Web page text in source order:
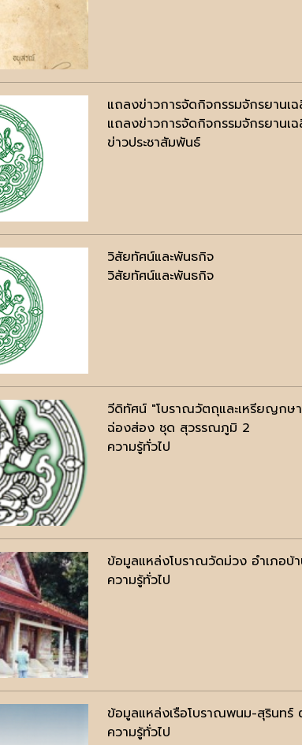
แถลงข่าวการจัดกิจกรรมจักรยานเ
แถลงข่าวการจัดกิจกรรมจักรยานเ
ข่าวประชาสัมพันธ์
วิสัยทัศน์และพันธกิจ
วิสัยทัศน์และพันธกิจ
วีดิทัศน์ "โบราณวัตถุและเหรียญก
ฉ่องส่อง ชุด สุวรรณภูมิ 2
ความรู้ทั่วไป
ข้อมูลแหล่งโบราณวัดม่วง อำเภอบ้
ความรู้ทั่วไป
ข้อมูลแหล่งเรือโบราณพนม-สุรินทร์
ความรู้ทั่วไป